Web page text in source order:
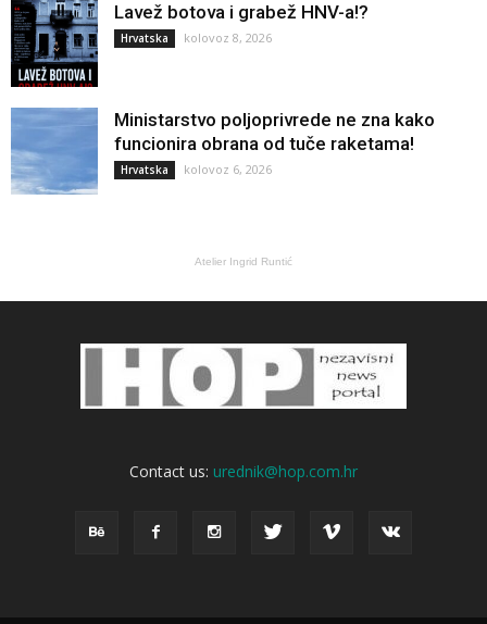
Lavež botova i grabež HNV-a!?
Hrvatska kolovoz 8, 2026
Ministarstvo poljoprivrede ne zna kako
funcionira obrana od tuče raketama!
Hrvatska kolovoz 6, 2026
Atelier Ingrid Runtić
Contact us: urednik@hop.com.hr